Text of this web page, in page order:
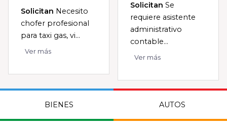
Solicitan Necesito
chofer profesional
para taxi gas, vi...
Ver más
Solicitan Se
requiere asistente
administrativo
contable...
Ver más
BIENES AUTOS